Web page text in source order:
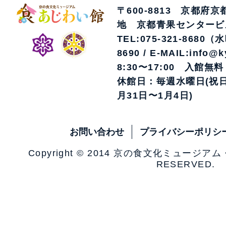
〒600-8813 京都府京
地 京都青果センタービ
TEL:075-321-8680（
8690 / E-
8:30〜17:00 入館無料
休館日：毎週水曜日(祝
月31日〜1月4日)
お問い合わせ プライバシーポリシ
Copyright © 2014 京の食文化ミュージア
RESERVED.